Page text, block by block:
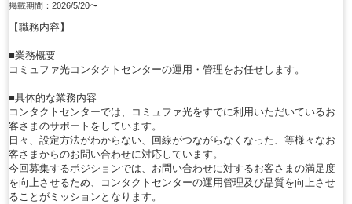
掲載期間：2026/5/20〜
【職務内容】
■業務概要
コミュファ光コンタクトセンターの運用・管理をお任せします。
■具体的な業務内容
コンタクトセンターでは、コミュファ光をすでに利用いただいているお
客さまのサポートをしています。
日々、設定方法がわからない、回線がつながらなくなった、等様々なお
客さまからのお問い合わせに対応しています。
今回募集するポジションでは、お問い合わせに対するお客さまの満足度
を向上させるため、コンタクトセンターの運用管理及び品質を向上させ
ることがミッションとなります。